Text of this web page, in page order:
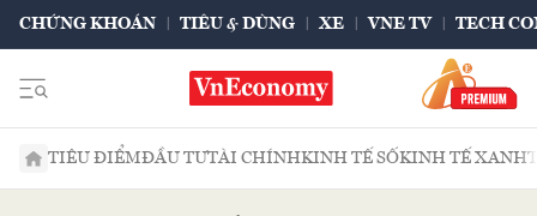
CHỨNG KHOÁN TIÊU & DÙNG XE VNE TV TECH
TIÊU ĐIỂMĐẦU TƯTÀI CHÍNHKINH TẾ SỐKINH TẾ XANH